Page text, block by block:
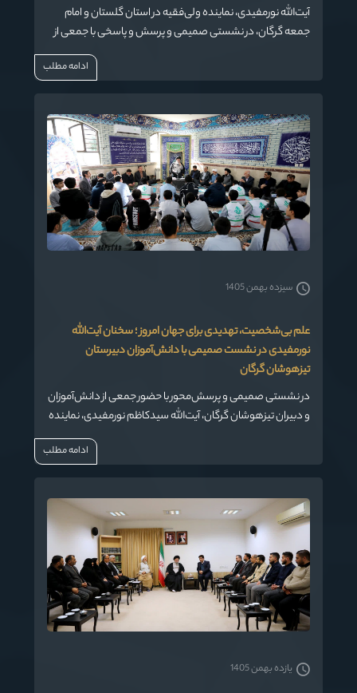
آیت‌الله نورمفیدی، نماینده ولی‌فقیه در استان گلستان و امام
جمعه گرگان، در نشستی صمیمی و پرسش و پاسخی با جمعی از
جوانان دبیرستان های گرگان و طلاب در مدرسه علمیه الزهرا (س)
این شهرستان ، بر اهمیت آگاهی‌بخشی به نسل جوان وادامه مطلب
علم بی‌شخصیت، تهدیدی برای جهان امروز ؛ سخنان آیت‌الله
نورمفیدی در نشست صمیمی با دانش‌آموزان دبیرستان
تیزهوشان گرگان
در نشستی صمیمی و پرسش‌محور با حضور جمعی از دانش‌آموزان
و دبیران تیزهوشان گرگان، آیت‌الله سیدکاظم نورمفیدی، نماینده
ولی فقیه در استان و امام جمعه گرگان، به بیان دیدگاه‌های خود
درباره تربیت نسل آینده، چالش‌های مدیریت کشور و امید به
گفت‌وگومحور داشت.
سیزده بهمن 1405
ادامه مطلب
یازده بهمن 1405